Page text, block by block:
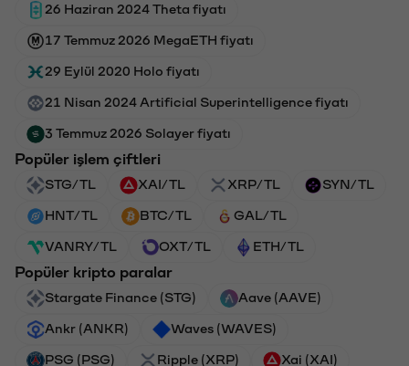
26 Haziran 2024 Theta fiyatı
17 Temmuz 2026 MegaETH fiyatı
29 Eylül 2020 Holo fiyatı
21 Nisan 2024 Artificial Superintelligence fiyatı
3 Temmuz 2026 Solayer fiyatı
Popüler işlem çiftleri
STG/TL XAI/TL XRP/TL SYN/TL
HNT/TL BTC/TL GAL/TL
VANRY/TL OXT/TL ETH/TL
Popüler kripto paralar
Stargate Finance (STG) Aave (AAVE)
Ankr (ANKR) Waves (WAVES)
PSG (PSG) Ripple (XRP) Xai (XAI)